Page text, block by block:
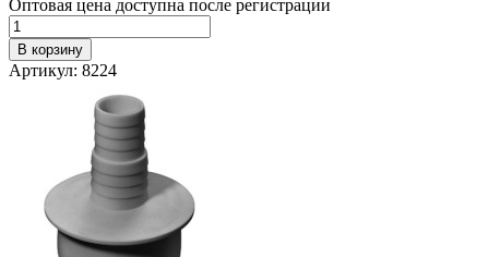
Оптовая цена доступна после регистрации
В корзину
Артикул: 8224